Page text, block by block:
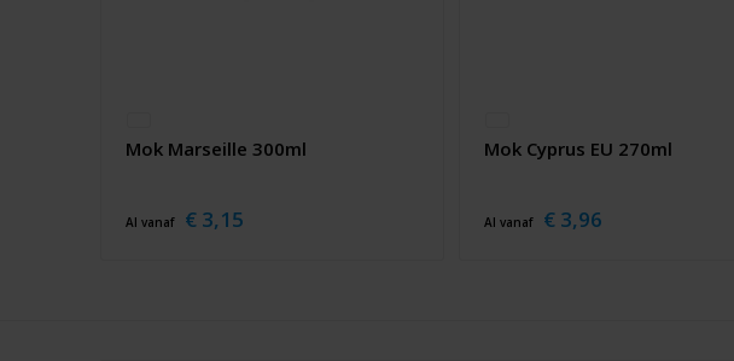
Mok Marseille 300ml
Al vanaf € 3,15
Mok Cyprus EU 270ml
Al vanaf € 3,96